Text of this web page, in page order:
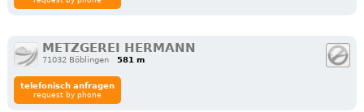
METZGEREI HERMANN
71032 Böblingen 581 m
telefonisch anfragen
request by phone